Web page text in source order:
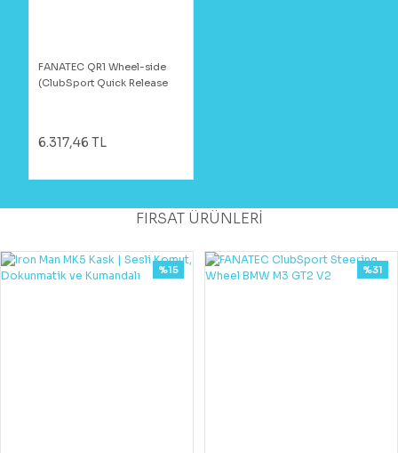
FANATEC QR1 Wheel-side
(ClubSport Quick Release
6.317,46 TL
FIRSAT ÜRÜNLERİ
%15 %31